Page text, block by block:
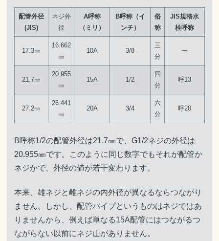
配管外径
(JIS)
ネジ外
径
A呼称
（ミリ）
B呼称（イ
ンチ）
俗
称
JIS規格水
栓呼称
17.3㎜
16.662
㎜
10A 3/8
三
分
ー
21.7㎜
20.955
㎜
15A 1/2
四
分
呼13
27.2㎜
26.441
㎜
20A 3/4
六
分
呼20
B呼称1/2の配管外径は21.7㎜で、G1/2ネジの外径は
20.955㎜です。このように同じ数字でもそれが配管か
ネジかで、外径の値が若干変わります。
本来、雄ネジと雌ネジの内外径が異なるならつながり
ません。しかし、配管パイプというものはネジではあ
りませんから、例えば単なる15A配管にはつながるつ
ながらない以前にネジ山がありません。